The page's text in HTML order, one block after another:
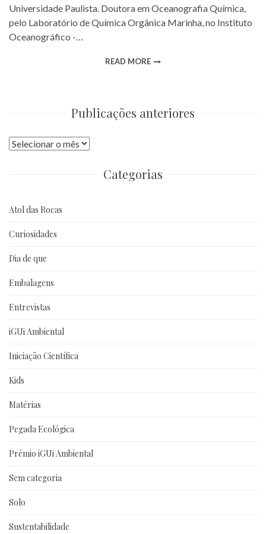
Universidade Paulista. Doutora em Oceanografia Química,
pelo Laboratório de Química Orgânica Marinha, no Instituto
Oceanográfico -…
READ MORE
Publicações anteriores
Publicações
Categorias
Atol das Rocas
Curiosidades
Dia de que
Embalagens
Entrevistas
iGUi Ambiental
Iniciação Científica
Kids
Matérias
Pegada Ecológica
Prêmio iGUi Ambiental
Sem categoria
Solo
Sustentabilidade